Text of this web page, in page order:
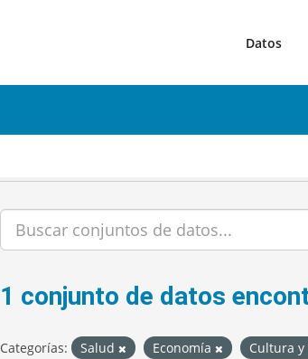
Datos
1 conjunto de datos
Categorías: Salud Economía Cultura y